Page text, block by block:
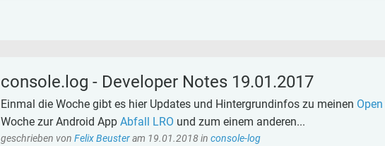
console.log - Developer Notes 19.01.2017
Einmal die Woche gibt es hier Updates und Hintergrundinfos zu meinen
Woche zur Android AppAbfall LRO und zum einem anderen...
geschrieben vonFelix Beusteram 19.01.2018inconsole-log